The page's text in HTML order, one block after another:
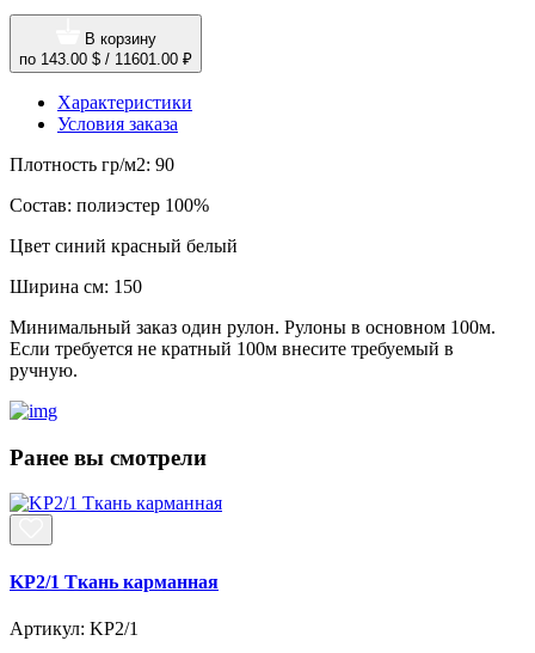
В корзину
по 143.00 $ / 11601.00 ₽
Характеристики
Условия заказа
Плотность гр/м2: 90
Состав: полиэстер 100%
Цвет синий красный белый
Ширина см: 150
Минимальный заказ один рулон. Рулоны в основном 100м.
Если требуется не кратный 100м внесите требуемый в
ручную.
Ранее вы смотрели
KP2/1 Ткань карманная
Артикул: KP2/1